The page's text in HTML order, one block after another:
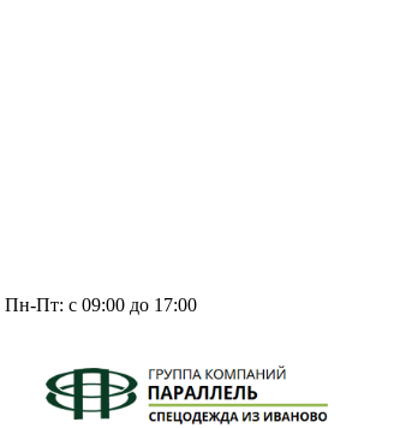
Пн-Пт: с 09:00 до 17:00